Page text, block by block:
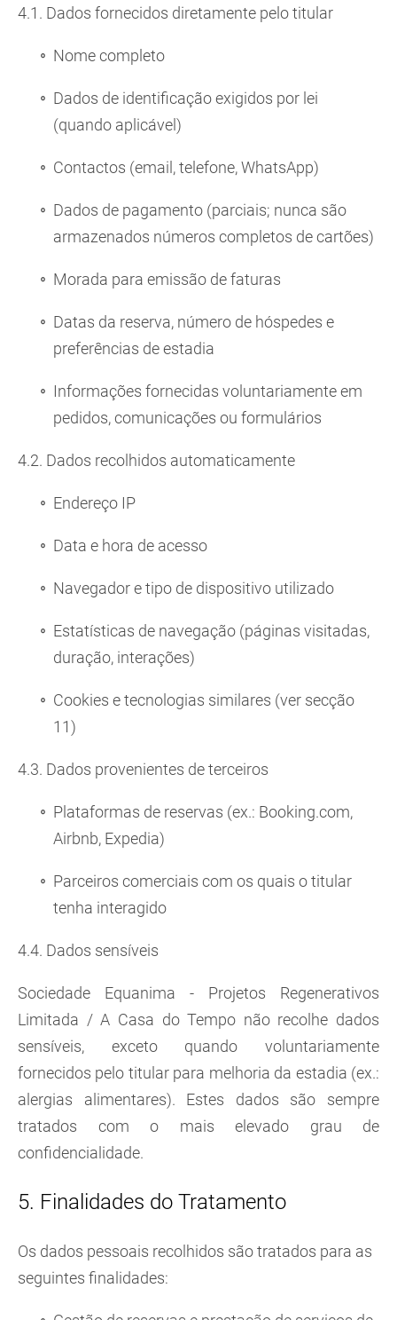
4.1. Dados fornecidos diretamente pelo titular
Nome completo
Dados de identificação exigidos por lei
(quando aplicável)
Contactos (email, telefone, WhatsApp)
Dados de pagamento (parciais; nunca são
armazenados números completos de cartões)
Morada para emissão de faturas
Datas da reserva, número de hóspedes e
preferências de estadia
Informações fornecidas voluntariamente em
pedidos, comunicações ou formulários
4.2. Dados recolhidos automaticamente
Endereço IP
Data e hora de acesso
Navegador e tipo de dispositivo utilizado
Estatísticas de navegação (páginas visitadas,
duração, interações)
Cookies e tecnologias similares (ver secção
11)
4.3. Dados provenientes de terceiros
Plataformas de reservas (ex.: Booking.com,
Airbnb, Expedia)
Parceiros comerciais com os quais o titular
tenha interagido
4.4. Dados sensíveis
Sociedade Equanima - Projetos Regenerativos
Limitada / A Casa do Tempo não recolhe dados
sensíveis, exceto quando voluntariamente
fornecidos pelo titular para melhoria da estadia (ex.:
alergias alimentares). Estes dados são sempre
tratados com o mais elevado grau de
confidencialidade.
5. Finalidades do Tratamento
Os dados pessoais recolhidos são tratados para as
seguintes finalidades: